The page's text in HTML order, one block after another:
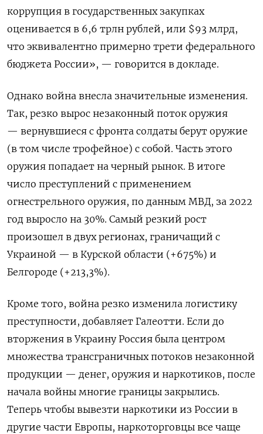
коррупция в государственных закупках
оценивается в 6,6 трлн рублей, или $93 млрд,
что эквивалентно примерно трети федерального
бюджета России», — говорится в докладе.
Однако война внесла значительные изменения.
Так, резко вырос незаконный поток оружия
— вернувшиеся с фронта солдаты берут оружие
(в том числе трофейное) с собой. Часть этого
оружия попадает на черный рынок. В итоге
число преступлений с применением
огнестрельного оружия, по данным МВД, за 2022
год выросло на 30%. Самый резкий рост
произошел в двух регионах, граничащий с
Украиной — в Курской области (+675%) и
Белгороде (+213,3%).
Кроме того, война резко изменила логистику
преступности, добавляет Галеотти. Если до
вторжения в Украину Россия была центром
множества трансграничных потоков незаконной
продукции — денег, оружия и наркотиков, после
начала войны многие границы закрылись.
Теперь чтобы вывезти наркотики из России в
другие части Европы, наркоторговцы все чаще